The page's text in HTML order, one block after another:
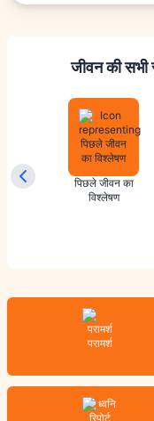
जीवन की सभी
वास्तु
पिछले जीवन का
विश्लेषण
परामर्श